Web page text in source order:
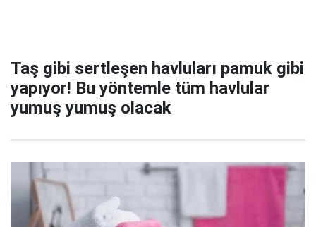
Taş gibi sertleşen havluları pamuk gibi
yapıyor! Bu yöntemle tüm havlular
yumuş yumuş olacak